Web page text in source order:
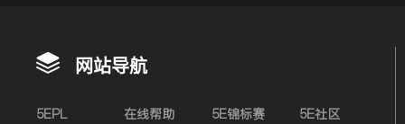
网站导航
5EPL 在线帮助 5E锦标赛 5E社区